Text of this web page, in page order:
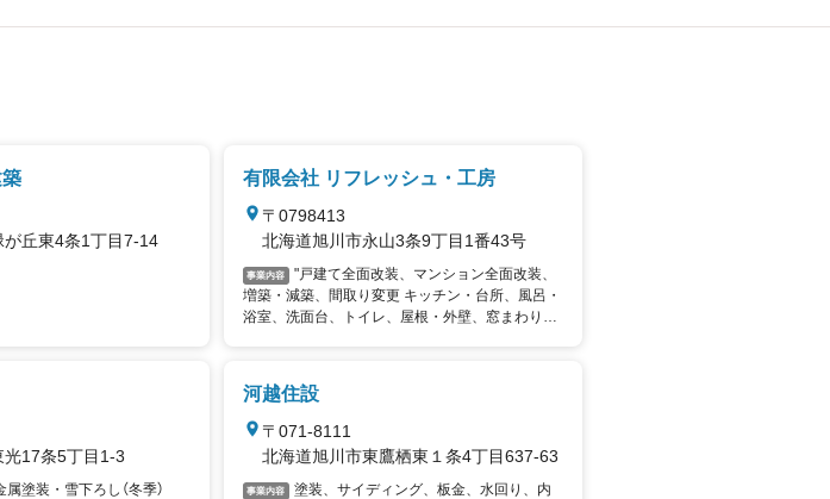
が丘東4条1丁目7-14
有限会社 リフレッシュ・工房
〒0798413
北海道旭川市永山3条9丁目1番43号
事業内容
"戸建て全面改装、マンション全面改装、
増築・減築、間取り変更 キッチン・台所、風呂・
浴室、洗面台、トイレ、屋根・外壁、窓まわり、
17条5丁目1-3
塗装・雪下ろし（冬季）
河越住設
〒071-8111
北海道旭川市東鷹栖東１条4丁目637-63
事業内容
塗装、サイディング、板金、水回り、内